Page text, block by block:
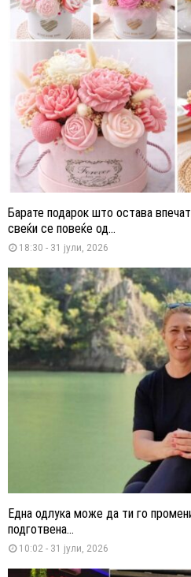
Барате подарок што остава
свеќи се повеќе од...
18:30 - 31 јули, 2026
Една одлука може да ти го
подготвена...
10:02 - 31 јули, 2026